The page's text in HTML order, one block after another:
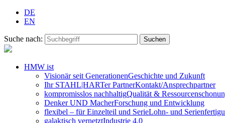
DE
EN
Suche nach:
HMW ist
Visionär seit GenerationenGeschichte und Zukunft
Ihr STAHL|HARTer PartnerKontakt/Ansprechpartner
kompromisslos nachhaltigQualität &
Denker UND MacherForschung und Entwicklung
flexibel – für Einzelteil und SerieLohn- und
galaktisch vernetztIndustrie 4.0